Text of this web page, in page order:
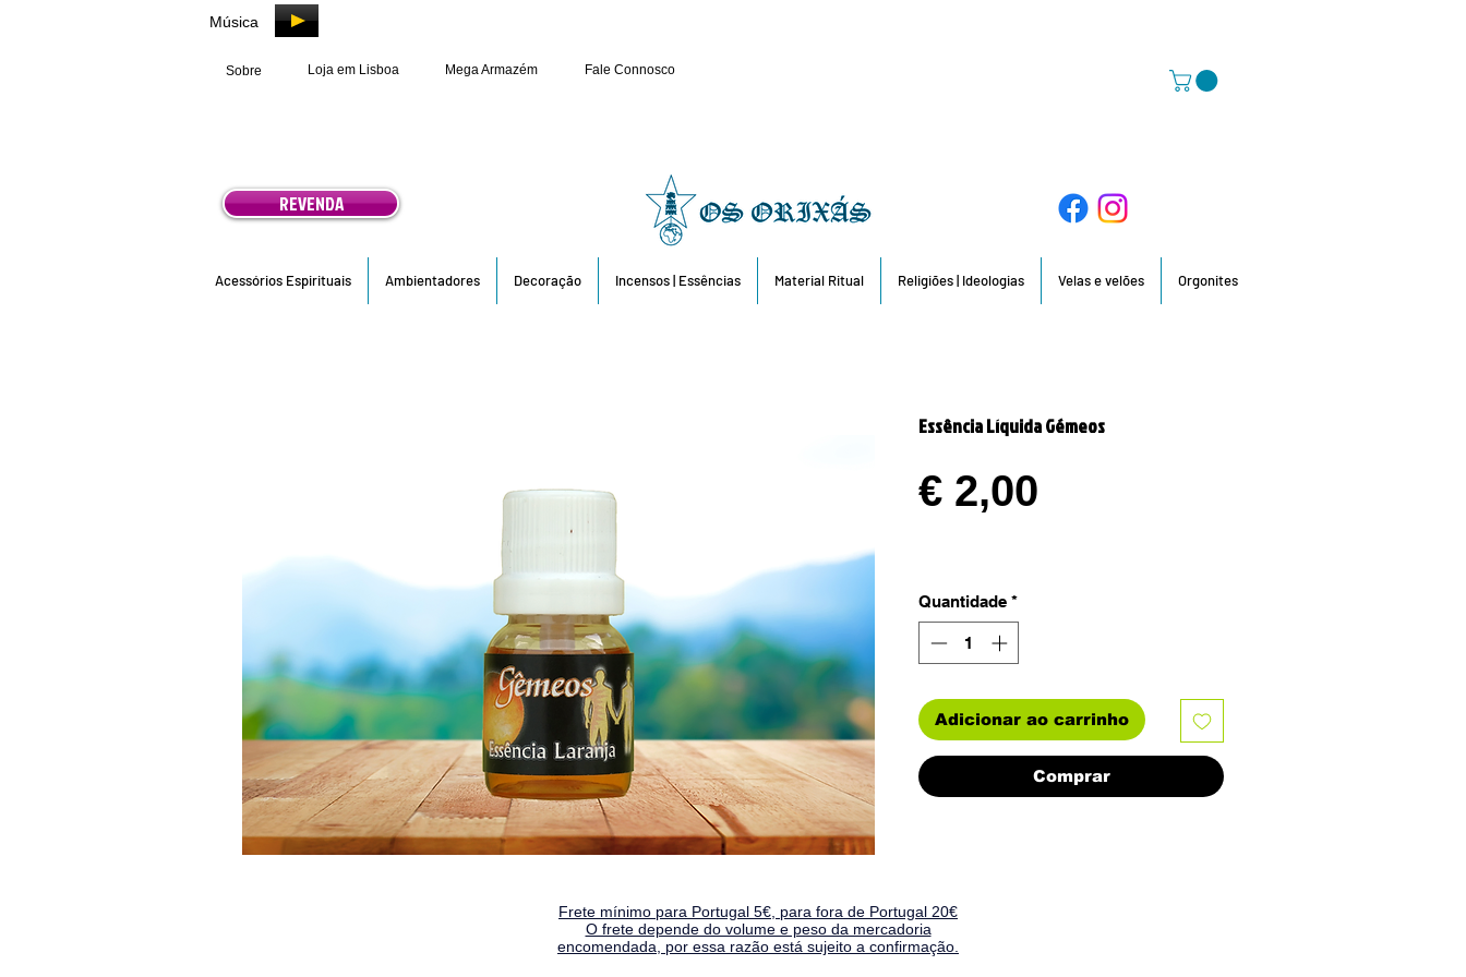
Música
Sobre Loja em Lisboa Mega Armazém Fale Connosco
REVENDA
Acessórios Espirituais Ambientadores Decoração Incensos | Essências Material Ritual Religiões | Ideologias Velas e velões Orgonites
Essência Líquida Gémeos
€ 2,00
Quantidade *
Adicionar ao carrinho
Comprar
Frete mínimo para Portugal 5€, para fora de Portugal 20€
O frete depende do volume e peso da mercadoria
encomendada, por essa razão está sujeito a confirmação.